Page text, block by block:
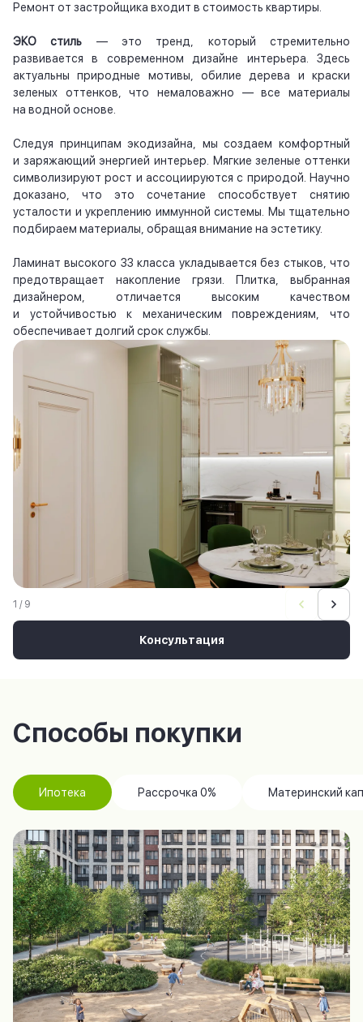
Ремонт от застройщика входит в стоимость квартиры.
ЭКО стиль — это тренд, который стремительно
развивается в современном дизайне интерьера. Здесь
актуальны природные мотивы, обилие дерева и краски
зеленых оттенков, что немаловажно — все материалы
на водной основе.
Следуя принципам экодизайна, мы создаем комфортный
и заряжающий энергией интерьер. Мягкие зеленые оттенки
символизируют рост и ассоциируются с природой. Научно
доказано, что это сочетание способствует снятию
усталости и укреплению иммунной системы. Мы тщательно
подбираем материалы, обращая внимание на эстетику.
Ламинат высокого 33 класса укладывается без стыков, что
предотвращает накопление грязи. Плитка, выбранная
дизайнером, отличается высоким качеством
и устойчивостью к механическим повреждениям, что
обеспечивает долгий срок службы.
Консультация
1 / 9
Способы покупки
Ипотека Рассрочка 0% Материнский